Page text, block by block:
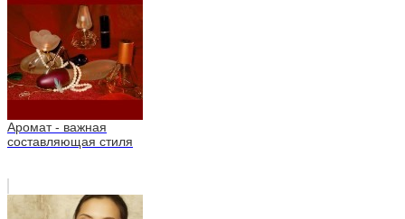
Аромат - важная
составляющая стиля